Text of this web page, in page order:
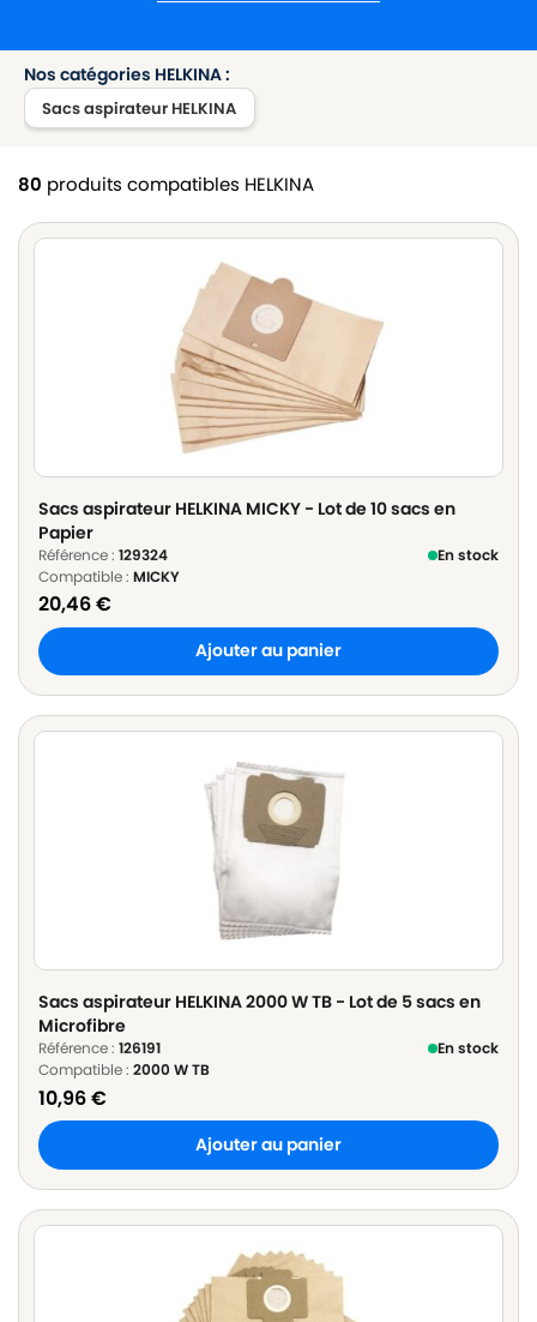
Nos catégories HELKINA :
Sacs aspirateur HELKINA
80 produits compatibles HELKINA
Sacs aspirateur HELKINA MICKY - Lot de 10 sacs en
Papier
Référence : 129324
En stock
Compatible : MICKY
20,46€
Ajouter au panier
Sacs aspirateur HELKINA 2000 W TB - Lot de 5 sacs en
Microfibre
Référence : 126191
En stock
Compatible : 2000 W TB
10,96€
Ajouter au panier